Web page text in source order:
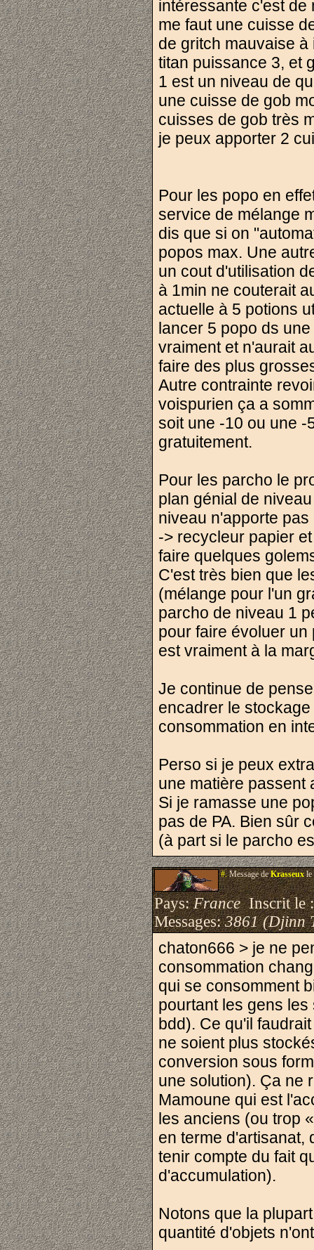
intéressante c'est de
me faut une cuisse
de gritch mauvaise
titan puissance 3, et
1 est un niveau de
une cuisse de gob
cuisses de gob très
je peux apporter 2
Pour les popo en
service de mélange
dis que si on
popos max. Une
un cout d'utilisation
à 1min ne couterait
actuelle à 5 potions
lancer 5 popo ds
vraiment et n'aurait
faire des plus
Autre contrainte
voispurien ça a
soit une -10 ou une -
gratuitement.
Pour les parcho le
plan génial de
niveau n'apporte
-> recycleur papier
faire quelques
C'est très bien que
(mélange pour l'un
parcho de niveau 1
pour faire évoluer
est vraiment à la
Je continue de
encadrer le
consommation en
Perso si je peux
une matière passent
Si je ramasse une
pas de PA. Bien sûr
(à part si le parcho
#.Message deKrasseuxle
Pays:FranceInscrit le
Messages:3861 (Djinn
chaton666 > je ne
consommation
qui se consomment
pourtant les gens
bdd). Ce qu'il
ne soient plus
conversion sous
une solution). Ça ne
Mamoune qui est
les anciens (ou trop
en terme d'artisanat,
tenir compte du fait
d'accumulation).
Notons que la
quantité d'objets